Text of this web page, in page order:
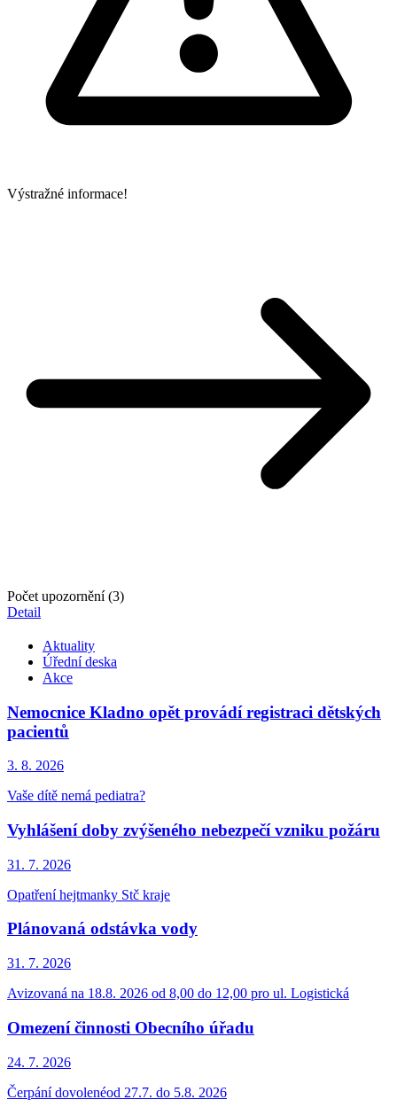
Výstražné informace!
Počet upozornění (3)
Detail
Aktuality
Úřední deska
Akce
Nemocnice Kladno opět provádí registraci dětských
pacientů
3. 8. 2026
Vaše dítě nemá pediatra?
Vyhlášení doby zvýšeného nebezpečí vzniku požáru
31. 7. 2026
Opatření hejtmanky Stč kraje
Plánovaná odstávka vody
31. 7. 2026
Avizovaná na 18.8. 2026 od 8,00 do 12,00 pro ul. Logistická
Omezení činnosti Obecního úřadu
24. 7. 2026
Čerpání dovolenéod 27.7. do 5.8. 2026